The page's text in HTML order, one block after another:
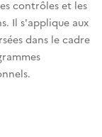
contrôles et les
Il s'applique aux
dans le cadre